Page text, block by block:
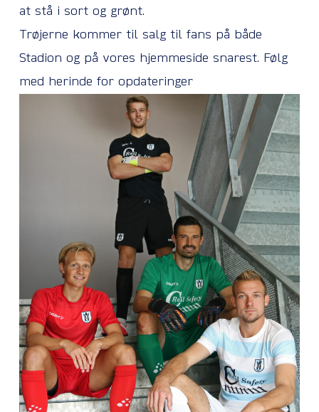
at stå i sort og grønt.
Trøjerne kommer til salg til fans på både
Stadion og på vores hjemmeside snarest. Følg
med herinde for opdateringer